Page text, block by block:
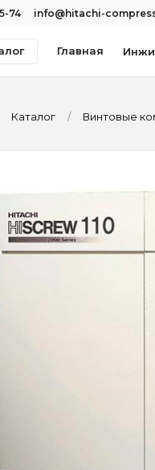
74 info@hitachi-
Главная
Каталог Винтовые